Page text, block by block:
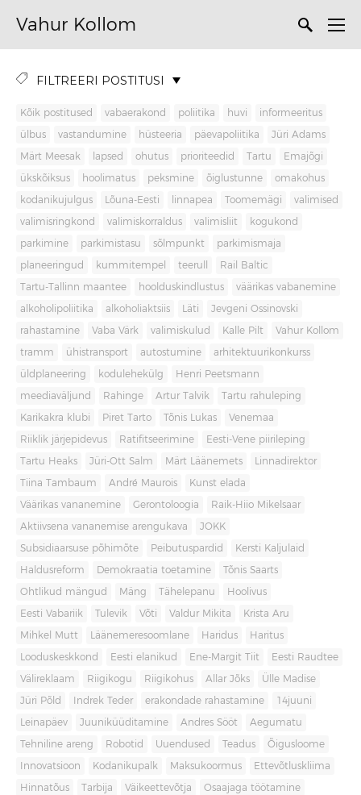
Vahur Kollom
FILTREERI POSTITUSI
Kõik postitused vabaerakond poliitika huvi informeeritus
ülbus vastandumine hüsteeria päevapoliitika Jüri Adams
Märt Meesak lapsed ohutus prioriteedid Tartu Emajõgi
ükskõiksus hoolimatus peksmine õiglustunne omakohus
kodanikujulgus Lõuna-Eesti linnapea Toomemägi valimised
valimisringkond valimiskorraldus valimisliit kogukond
parkimine parkimistasu sõlmpunkt parkimismaja
planeeringud kummitempel teerull Rail Baltic
Tartu-Tallinn maantee hoolduskindlustus väärikas vabanemine
alkoholipoliitika alkoholiaktsiis Läti Jevgeni Ossinovski
rahastamine Vaba Värk valimiskulud Kalle Pilt Vahur Kollom
tramm ühistransport autostumine arhitektuurikonkurss
üldplaneering kodulehekülg Henri Peetsmann
meediaväljund Rahinge Artur Talvik Tartu rahuleping
Karikakra klubi Piret Tarto Tõnis Lukas Venemaa
Riiklik järjepidevus Ratifitseerimine Eesti-Vene piirileping
Tartu Heaks Jüri-Ott Salm Märt Läänemets Linnadirektor
Tiina Tambaum André Maurois Kunst elada
Väärikas vananemine Gerontoloogia Raik-Hiio Mikelsaar
Aktiivsena vananemise arengukava JOKK
Subsidiaarsuse põhimõte Peibutuspardid Kersti Kaljulaid
Haldusreform Demokraatia toetamine Tõnis Saarts
Ohtlikud mängud Mäng Tähelepanu Hoolivus
Eesti Vabariik Tulevik Võti Valdur Mikita Krista Aru
Mihkel Mutt Läänemeresoomlane Haridus Haritus
Looduskeskkond Eesti elanikud Ene-Margit Tiit Eesti Raudtee
Välireklaam Riigikogu Riigikohus Allar Jõks Ülle Madise
Jüri Põld Indrek Teder erakondade rahastamine 14juuni
Leinapäev Juuniküüditamine Andres Sööt Aegumatu
Tehniline areng Robotid Uuendused Teadus Õigusloome
Innovatsioon Kodanikupalk Maksukoormus Ettevõtluskliima
Hinnatõus Tarbija Väikeettevõtja Osaajaga töötamine